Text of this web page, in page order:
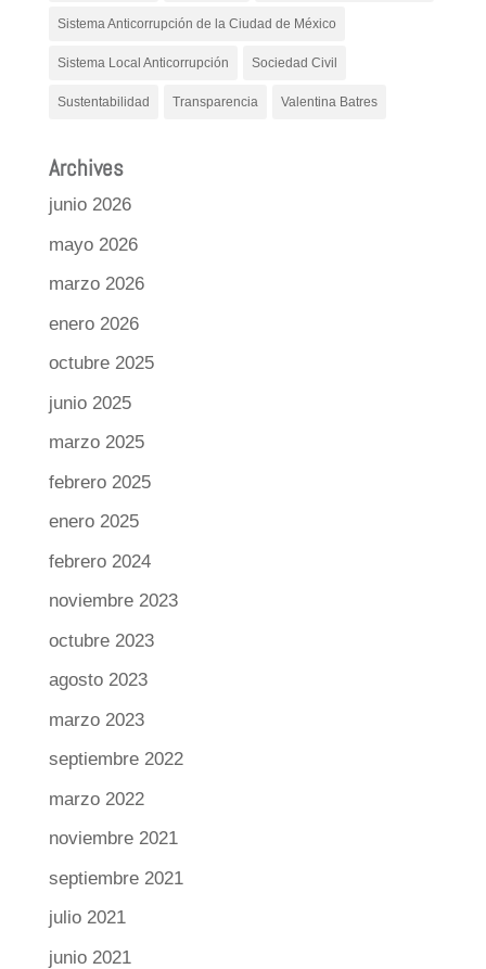
Sistema Anticorrupción de la Ciudad de México
Sistema Local Anticorrupción Sociedad Civil
Sustentabilidad Transparencia Valentina Batres
Archives
junio 2026
mayo 2026
marzo 2026
enero 2026
octubre 2025
junio 2025
marzo 2025
febrero 2025
enero 2025
febrero 2024
noviembre 2023
octubre 2023
agosto 2023
marzo 2023
septiembre 2022
marzo 2022
noviembre 2021
septiembre 2021
julio 2021
junio 2021